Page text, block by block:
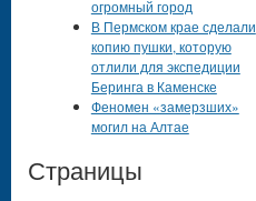
огромный город
В Пермском крае сделали
копию пушки, которую
отлили для экспедиции
Беринга в Каменске
Феномен «замерзших»
могил на Алтае
Страницы